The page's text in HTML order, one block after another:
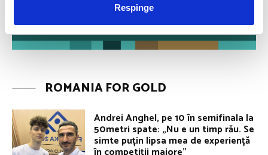
Respinge
ROMANIA FOR GOLD
Andrei Anghel, pe 10 în semifinala la
50metri spate: „Nu e un timp rău. Se
simte puțin lipsa mea de experiență